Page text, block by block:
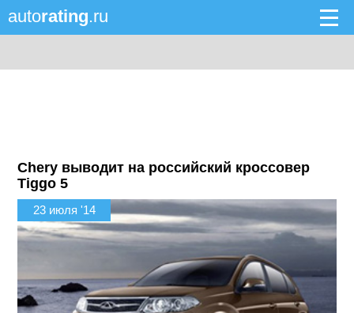
autorating.ru
Chery выводит на российский кроссовер
Tiggo 5
23 июля '14